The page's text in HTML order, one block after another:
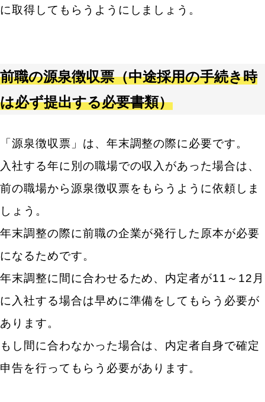
エン転職・engage
求人票・求人原稿
面接・選考・応募者対応
Indeed・Indeed PLUS
求人広告・求人媒体
に取得してもらうようにしましょう。
前職の源泉徴収票（中途採用の手続き時
は必ず提出する必要書類）
「源泉徴収票」は、年末調整の際に必要です。
入社する年に別の職場での収入があった場合は、
前の職場から源泉徴収票をもらうように依頼しま
しょう。
年末調整の際に前職の企業が発行した原本が必要
になるためです。
年末調整に間に合わせるため、内定者が11～12月
に入社する場合は早めに準備をしてもらう必要が
あります。
もし間に合わなかった場合は、内定者自身で確定
申告を行ってもらう必要があります。